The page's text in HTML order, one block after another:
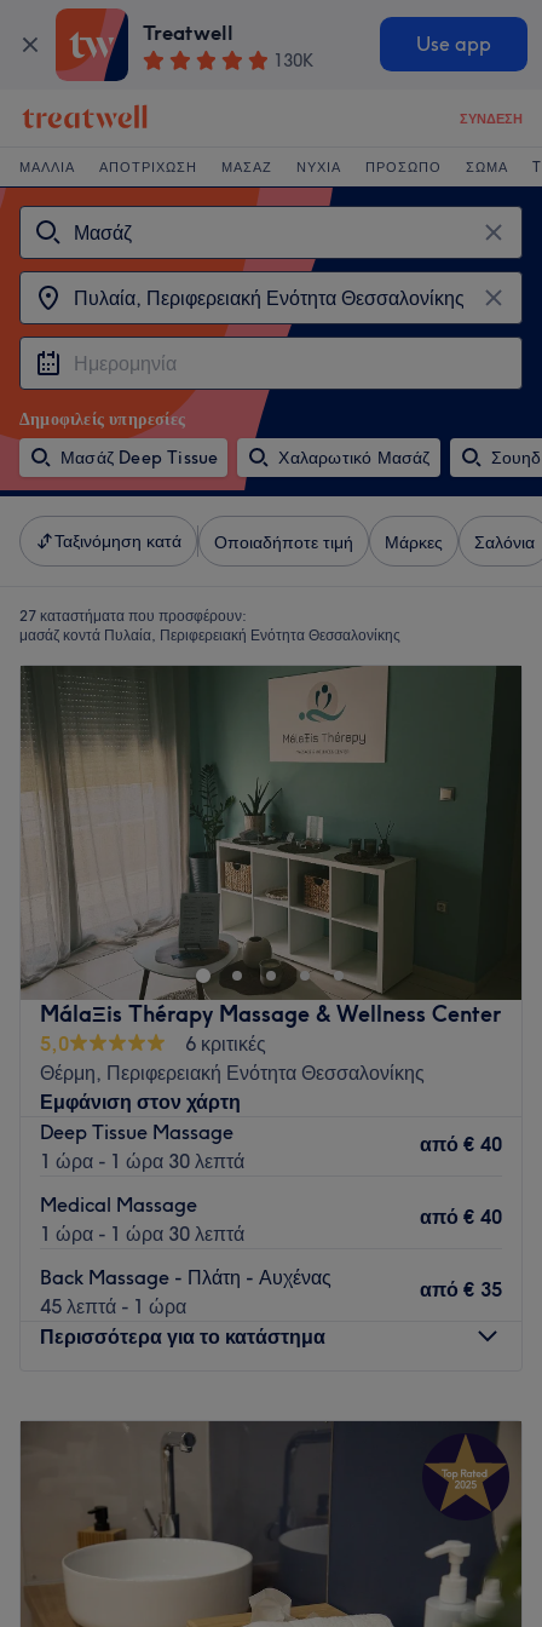
Treatwell
130K
Use app
ΣΎΝΔΕΣΗ
ΜΑΛΛΙΆ ΑΠΟΤΡΊΧΩΣΗ ΜΑΣΆΖ ΝΎΧΙΑ ΠΡΌΣΩΠΟ ΣΏΜΑ
Δημοφιλείς υπηρεσίες
Μασάζ Deep Tissue
Χαλαρωτικό Μασάζ
Ταξινόμηση κατά Οποιαδήποτε τιμή Μάρκες Σαλόνια
27 καταστήματα που προσφέρουν:
μασάζ κοντά Πυλαία, Περιφερειακή Ενότητα Θεσσαλονίκης
MálaΞis Thérapy Massage & Wellness Center
5,0
6 κριτικές
Θέρμη, Περιφερειακή Ενότητα Θεσσαλονίκης
Εμφάνιση στον χάρτη
Deep Tissue Massage
1 ώρα - 1 ώρα 30 λεπτά
από € 40
Medical Massage
1 ώρα - 1 ώρα 30 λεπτά
από € 40
Back Massage - Πλάτη - Αυχένας
45 λεπτά - 1 ώρα
από € 35
Περισσότερα για το κατάστημα
21:00
21:00
21:00
Παρασκευή
Σάββατο
16:00
Κυριακή
Κλειστό